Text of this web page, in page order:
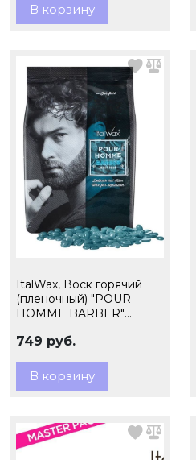
В корзину
ItalWax, Воск горячий
(пленочный) "POUR
HOMME BARBER"
гр (Ч/З)
749 руб.
В корзину